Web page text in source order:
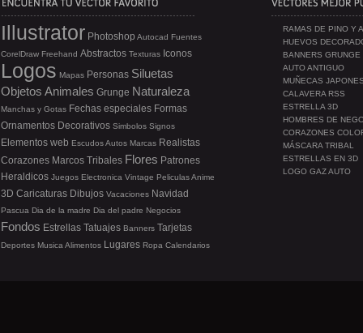
RAMAS DE PINO Y
HUEVOS
BANNERS GRUNGE
AUTO ANTIGUO
MUÑECAS
CALAVERA RSS
ESTRELLA 3D
HOMBRES DE
CORAZONES
MÁSCARA TRIBAL
ESTRELLAS EN 3D
LOGO GAZ AUTO
Illustrator Photoshop Autocad Fuentes
CorelDraw Freehand Abstractos Texturas Iconos
Logos Mapas Personas Siluetas
Objetos Animales Grunge Naturaleza
Manchas y Gotas Fechas especiales Formas
Ornamentos Decorativos Simbolos Signos
Elementos web EscudosAutos Marcas Realistas
Corazones Marcos Tribales Flores Patrones
Heraldicos Juegos Electronica Vintage PeliculasAnime
3D Caricaturas Dibujos Vacaciones Navidad
Pascua Dia de la madre Dia del padre Negocios
Fondos Estrellas Tatuajes Banners Tarjetas
Deportes Musica Alimentos Lugares Ropa Calendarios